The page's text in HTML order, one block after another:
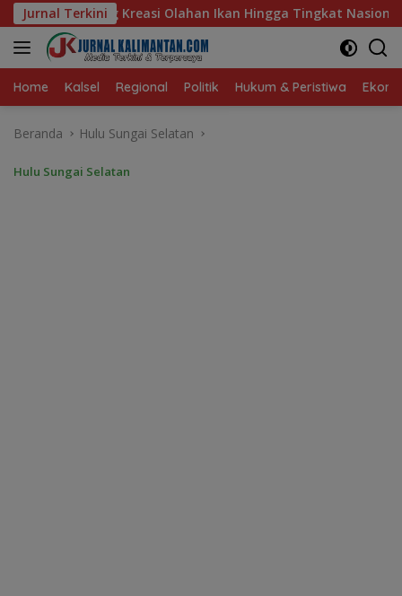
Langsung
ke
konten
Jurnal Terkini
Hingga Tingkat Nasional Pada Lomba Masak Serba Ikan
Home Kalsel Regional Politik Hukum & Peristiwa
Beranda Hulu Sungai Selatan
Hulu Sungai Selatan